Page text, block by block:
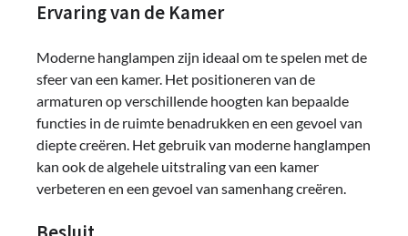
Ervaring van de Kamer
Moderne hanglampen zijn ideaal om te spelen met de
sfeer van een kamer. Het positioneren van de
armaturen op verschillende hoogten kan bepaalde
functies in de ruimte benadrukken en een gevoel van
diepte creëren. Het gebruik van moderne hanglampen
kan ook de algehele uitstraling van een kamer
verbeteren en een gevoel van samenhang creëren.